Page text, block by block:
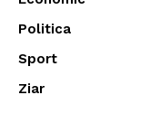
Politica
Sport
Ziar